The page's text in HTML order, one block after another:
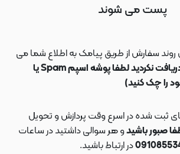
پست می شوند
سفارش از طریق پیامک به اطلاع شما می
(اگر پیامک دریافت نکردید لطفا پوشه اسپم Spam یا
را چک کنید)
ثبت شده در اسرع وقت پردازش و تحویل
صبور باشیدو هر سوالی داشتید در ساعات
در ارتباط باشید.